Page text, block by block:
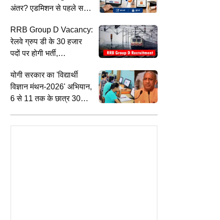
लोन नहीं चुकाया तो क्या बैंक
INDIA
अंतर? एडमिशन से पहले समझ
RRB Group D Vacancy:
रेलवे ग्रुप डी के 30 हजार
पदों पर होगी भर्ती,
में संभव
योगी सरकार का 'विद्यार्थी
विज्ञान मंथन-2026' अभियान,
6 से 11 तक के छात्र 30